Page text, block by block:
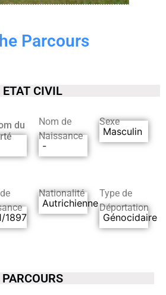
Parcours
ETAT CIVIL
du
Nom de
Naissance
-
Sexe
Masculin
1897
Nationalité
Autrichienne
Type de
Déportation
Génocidaire
PARCOURS